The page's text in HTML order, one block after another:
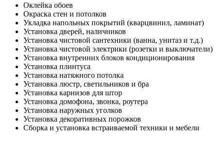
Оклейка обоев
Окраска стен и потолков
Укладка напольных покрытий (кварцвинил, ламинат)
Установка дверей, наличников
Установка чистовой сантехники (ванна, унитаз и т.д.)
Установка чистовой электрики (розетки и выключатели)
Установка внутренних блоков кондиционирования
Установка плинтуса
Установка натяжного потолка
Установка люстр, светильников и бра
Установка карнизов для штор
Установка домофона, звонка, роутера
Установка наружных уголков
Установка декоративных порожков
Сборка и установка встраиваемой техники и мебели